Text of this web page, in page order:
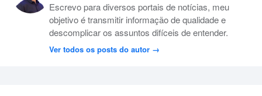
Escrevo para diversos portais de notícias, meu
objetivo é transmitir informação de qualidade e
descomplicar os assuntos difíceis de entender.
Ver todos os posts do autor